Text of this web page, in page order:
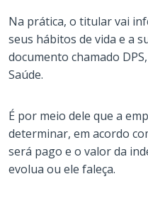
Na prática, o titular vai
seus hábitos de vida e a
documento chamado
Saúde.
É por meio dele que a
determinar, em acordo
será pago e o valor da
evolua ou ele faleça.